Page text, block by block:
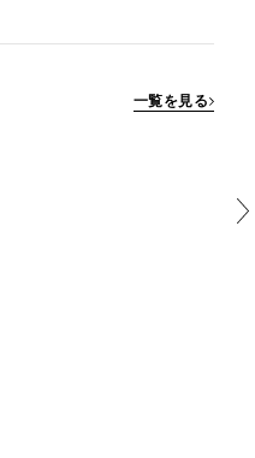
一覧を見る